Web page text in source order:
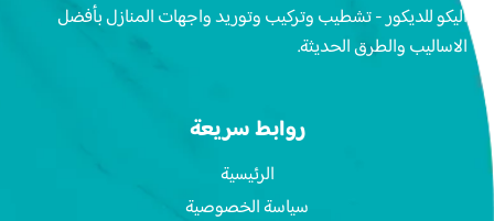
اليكو للديكور - تشطيب وتركيب وتوريد واجهات المنازل بأفضل
الاساليب والطرق الحديثة.
روابط سريعة
الرئيسية
سياسة الخصوصية